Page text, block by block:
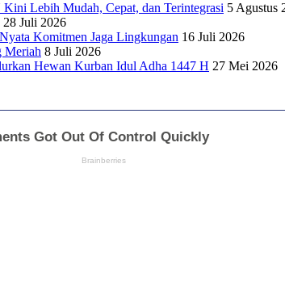
Lebih Mudah, Cepat, dan Terintegrasi 5 Agustus
28 Juli 2026
Komitmen Jaga Lingkungan 16 Juli 2026
Meriah 8 Juli 2026
Hewan Kurban Idul Adha 1447 H 27 Mei 2026